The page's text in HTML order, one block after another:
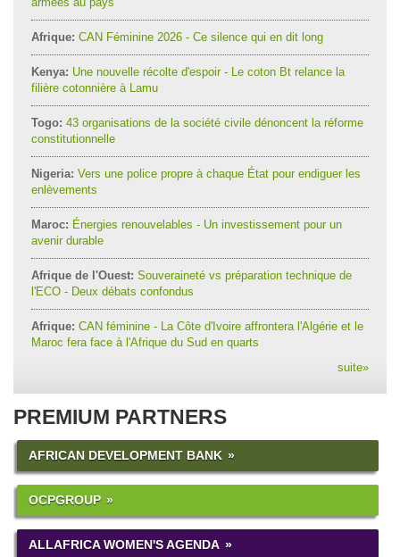
Afrique: CAN Féminine 2026 - Ce silence qui en dit long
Kenya: Une nouvelle récolte d'espoir - Le coton Bt relance la
filière cotonnière à Lamu
Togo: 43 organisations de la société civile dénoncent la réforme
constitutionnelle
Nigeria: Vers une police propre à chaque État pour endiguer les
enlèvements
Maroc: Énergies renouvelables - Un investissement pour un
avenir durable
Afrique de l'Ouest: Souveraineté vs préparation technique de
l'ECO - Deux débats confondus
Afrique: CAN féminine - La Côte d'Ivoire affrontera l'Algérie et le
Maroc fera face à l'Afrique du Sud en quarts
suite»
PREMIUM PARTNERS
AFRICAN DEVELOPMENT BANK
OCPGROUP
ALLAFRICA WOMEN'S AGENDA